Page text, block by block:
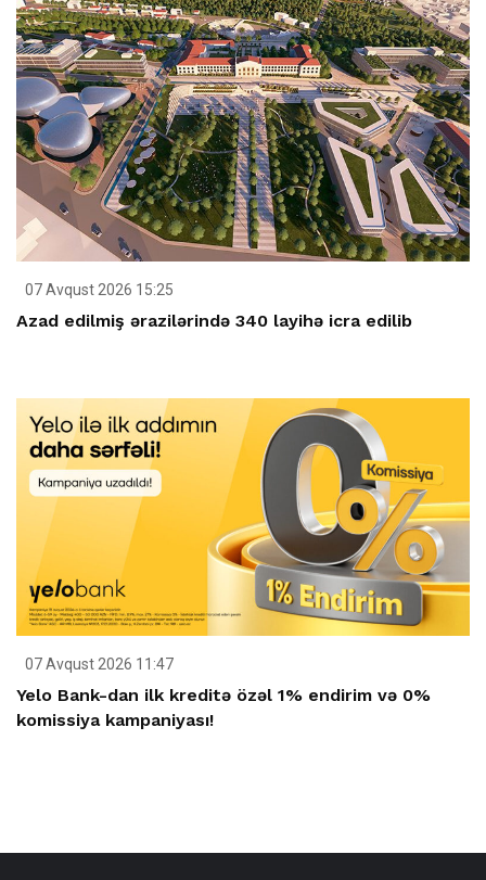
07 Avqust 2026 15:25
Azad edilmiş ərazilərində 340 layihə icra edilib
07 Avqust 2026 11:47
Yelo Bank-dan ilk kreditə özəl 1% endirim və 0%
komissiya kampaniyası!